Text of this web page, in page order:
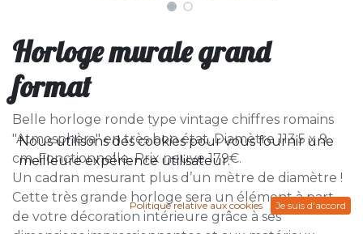
Horloge murale grand
format
Belle horloge ronde type vintage chiffres romains
"Atmosphèra" en très bon état. Diamètre 113.5 x 9
cm. Fonctionnelle. Prix neuve 179€.
Un cadran mesurant plus d’un mètre de diamètre !
Cette très grande horloge sera un élément à part
de votre décoration intérieure grâce à ses
Nous utilisons des cookies pour vous fournir une
meilleure expérience utilisateur.
Politique relative aux cookies Je suis d'accord